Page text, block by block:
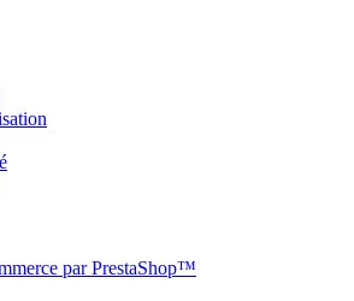
par PrestaShop™